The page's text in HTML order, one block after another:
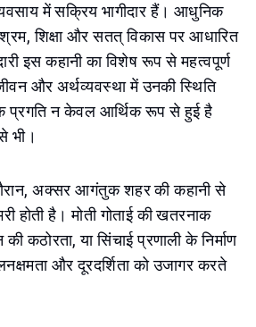
में सक्रिय भागीदार हैं। आधुनिक
शिक्षा और सतत् विकास पर आधारित
इस कहानी का विशेष रूप से महत्वपूर्ण
और अर्थव्यवस्था में उनकी स्थिति
प्रगति न केवल आर्थिक रूप से हुई है
भी।
अक्सर आगंतुक शहर की कहानी से
होती है। मोती गोताई की खतरनाक
कठोरता, या सिंचाई प्रणाली के निर्माण
और दूरदर्शिता को उजागर करते